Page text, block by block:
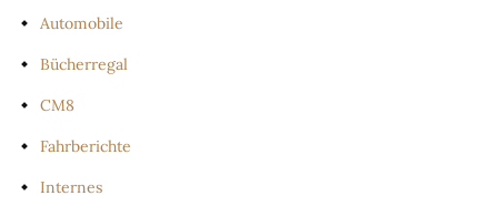
Automobile
Bücherregal
CM8
Fahrberichte
Internes